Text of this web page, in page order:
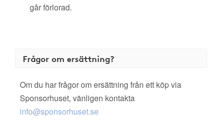
går förlorad.
Frågor om ersättning?
Om du har frågor om ersättning från ett köp via
Sponsorhuset, vänligen kontakta
info@sponsorhuset.se